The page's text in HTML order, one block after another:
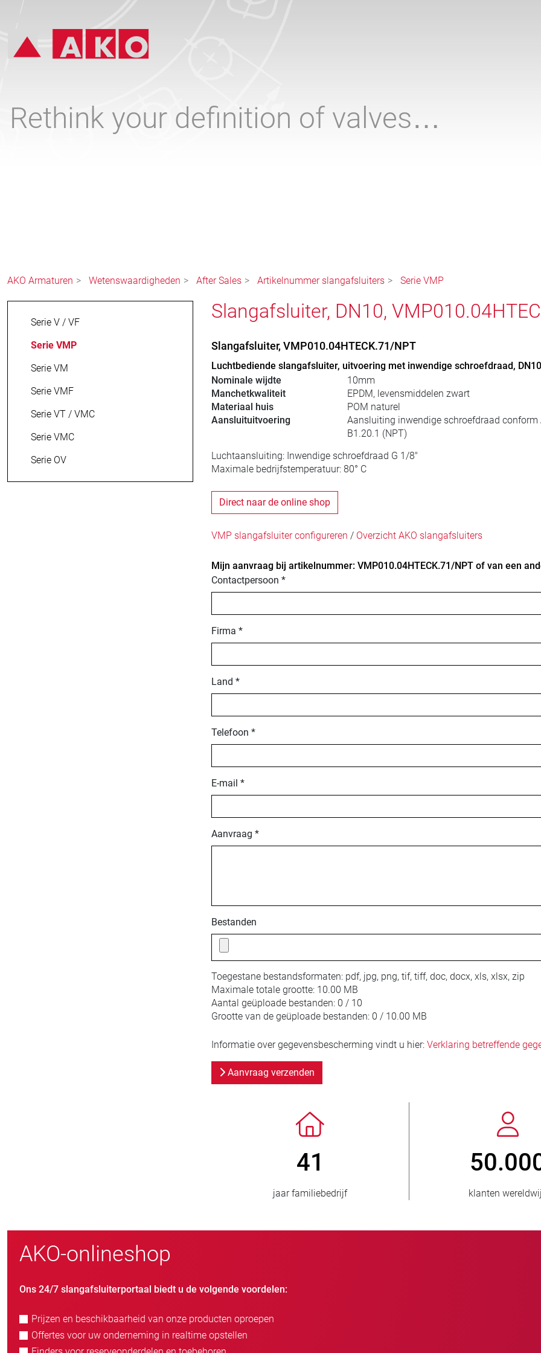
Rethink your definition of valves…
AKO Armaturen Wetenswaardigheden After Sales Artikelnummer slangafsluiters Serie VMP
Serie V / VF
Serie VMP
Serie VM
Serie VMF
Serie VT / VMC
Serie VMC
Serie OV
Slangafsluiter, DN10,
Slangafsluiter, VMP010.04HTECK.71/NPT
Luchtbediende slangafsluiter, uitvoering met inwendige schroefdraad, DN10
Nominale wijdte
10mm
Manchetkwaliteit
EPDM, levensmiddelen zwart
Materiaal huis
POM naturel
Aansluituitvoering
Aansluiting inwendige schroefdraad conform
B1.20.1 (NPT)
Luchtaansluiting: Inwendige schroefdraad G 1/8"
Maximale bedrijfstemperatuur: 80° C
Direct naar de online shop
VMP slangafsluiter configureren / Overzicht AKO slangafsluiters
Mijn aanvraag bij artikelnummer: VMP010.04HTECK.71/NPT of van een
Contactpersoon *
Firma *
Land *
Telefoon *
E-mail *
Aanvraag *
Bestanden
Toegestane bestandsformaten: pdf, jpg, png, tif, tiff, doc, docx, xls, xlsx, zip
Maximale totale grootte: 10.00 MB
Aantal geüploade bestanden: 0 / 10
Grootte van de geüploade bestanden: 0 / 10.00 MB
Informatie over gegevensbescherming vindt u hier: Verklaring betreffende
Aanvraag verzenden
> 3.500.000
verkochte eenheden landen
AKO-onlineshop
Ons 24/7 slangafsluiterportaal biedt u de volgende voordelen:
Prijzen en beschikbaarheid van onze producten oproepen
Offertes voor uw onderneming in realtime opstellen